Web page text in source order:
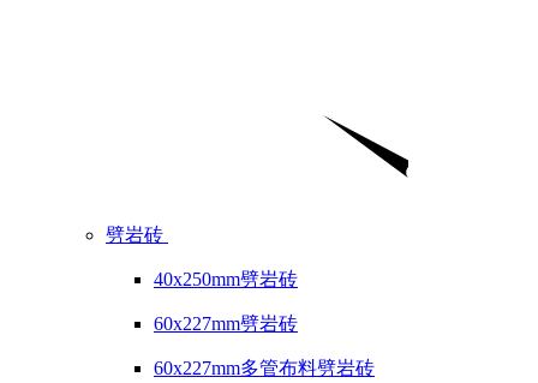
劈岩砖
40x250mm劈岩砖
60x227mm劈岩砖
60x227mm多管布料劈岩砖